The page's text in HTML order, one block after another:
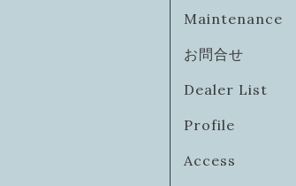
Maintenance
お問合せ
Dealer List
Profile
Access